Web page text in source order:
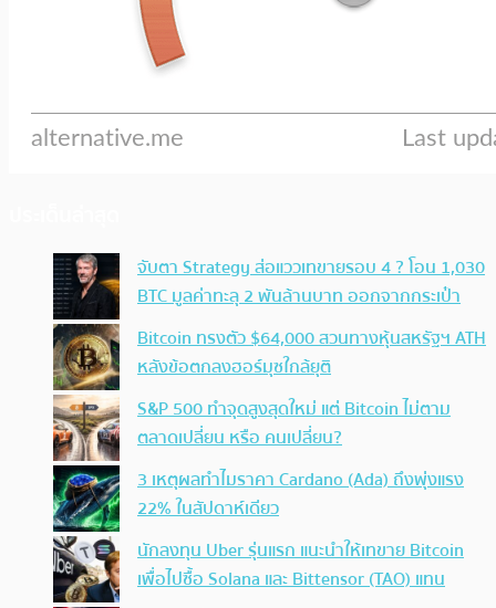
จับตา Strategy ส่อแววเทขายรอบ 4 ? โอน 1,030
BTC มูลค่าทะลุ 2 พันล้านบาท ออกจากกระเป๋า
Bitcoin ทรงตัว $64,000 สวนทางหุ้นสหรัฐฯ ATH
หลังข้อตกลงฮอร์มุซใกล้ยุติ
S&P 500 ทำจุดสูงสุดใหม่ แต่ Bitcoin ไม่ตาม
ตลาดเปลี่ยน หรือ คนเปลี่ยน?
3 เหตุผลทำไมราคา Cardano (Ada) ถึงพุ่งแรง
22% ในสัปดาห์เดียว
นักลงทุน Uber รุ่นแรก แนะนำให้เทขาย Bitcoin
เพื่อไปซื้อ Solana และ Bittensor (TAO) แทน